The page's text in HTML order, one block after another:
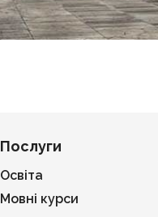
Послуги
Освіта
Мовні курси